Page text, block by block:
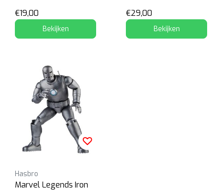
€19,00
Bekijken
€29,00
Bekijken
Hasbro
Marvel Legends Iron